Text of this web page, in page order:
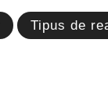
Tipus de